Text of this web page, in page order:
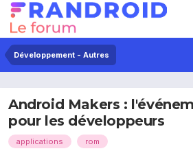
Développement - Autres
Android Makers :
pour les développeurs
applications rom